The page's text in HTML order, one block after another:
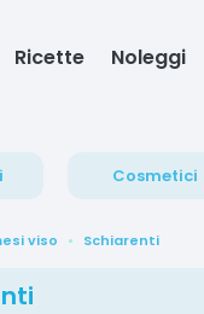
Ricette Noleggi
Cosmetici
viso Schiarenti